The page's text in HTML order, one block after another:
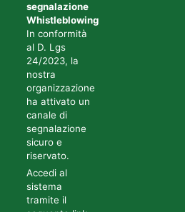
segnalazione
Whistleblowing
In conformità
al D. Lgs
24/2023, la
nostra
organizzazione
ha attivato un
canale di
segnalazione
sicuro e
riservato.
Accedi al
sistema
tramite il